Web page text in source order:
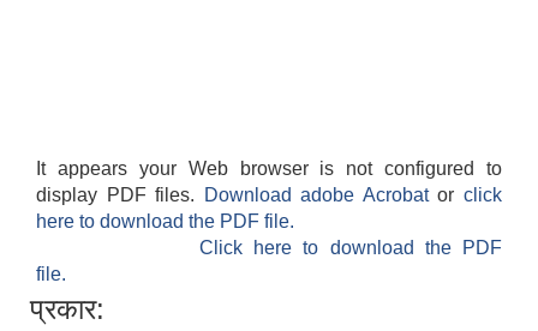
It appears your Web browser is not configured to
display PDF files.
Download adobe Acrobatorclick
here to download the PDF file.
Click here to download the PDF
file.
प्रकार: